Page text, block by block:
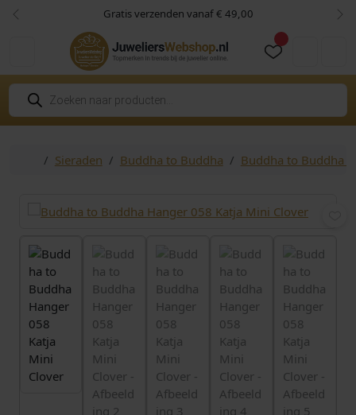
Skip to content
Skip to footer Gratis verzenden vanaf € 49,00
Vorige
P
o
d
HomeSieraden Buddha to Buddha Buddha to Buddha